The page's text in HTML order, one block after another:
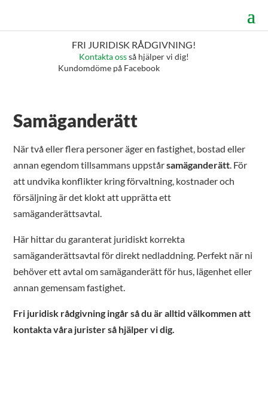
FRI JURIDISK RÅDGIVNING!
Kontakta ossså hjälper vi dig!
Kundomdöme på Facebook
Samäganderätt
När två eller flera personer äger en fastighet, bostad eller
annan egendom tillsammans uppstårsamäganderätt. För
att undvika konflikter kring förvaltning, kostnader och
försäljning är det klokt att upprätta ett
samäganderättsavtal.
Här hittar du garanterat juridiskt korrekta
samäganderättsavtal för direkt nedladdning. Perfekt när ni
behöver ett avtal om samäganderätt för hus, lägenhet eller
annan gemensam fastighet.
Fri juridisk rådgivning ingår så du är alltid välkommen att
kontakta våra jurister så hjälper vi dig.